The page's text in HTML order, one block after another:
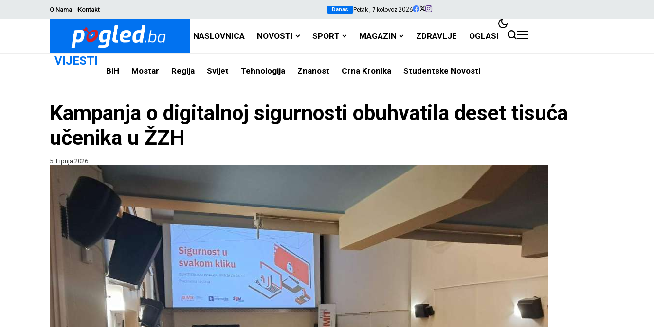
O Nama Kontakt Danas Petak , 7 kolovoz 2026
NASLOVNICA NOVOSTI SPORT MAGAZIN ZDRAVLJE OGLASI
VIJESTI
BiH Mostar Regija Svijet Tehnologija Znanost Crna Kronika Studentske Novosti
Kampanja o digitalnoj sigurnosti obuhvatila deset tisuća
učenika u ŽZH
5. Lipnja 2026.